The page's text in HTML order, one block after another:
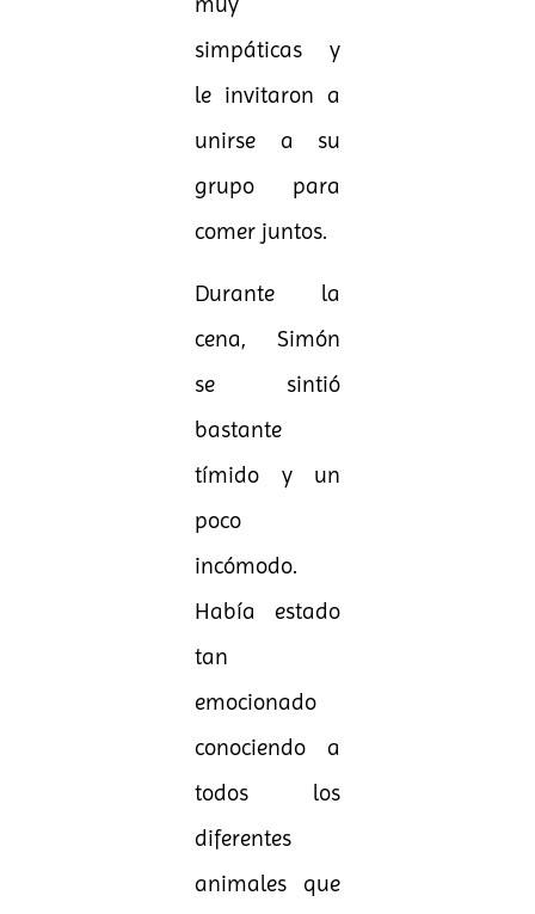
simpáticas y
le invitaron a
unirse a su
grupo para
comer juntos.
Durante la
cena, Simón
se sintió
bastante
tímido y un
poco
incómodo.
Había estado
tan
emocionado
conociendo a
todos los
diferentes
animales que